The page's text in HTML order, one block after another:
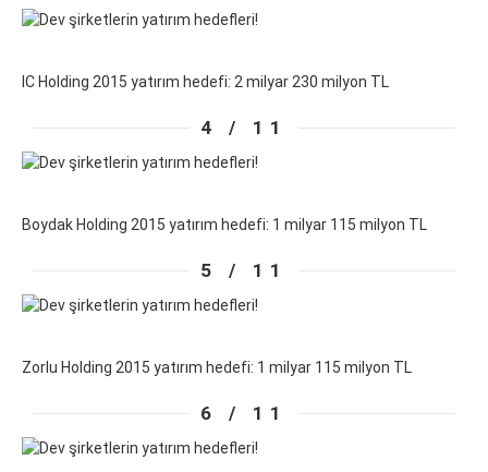
IC Holding 2015 yatırım hedefi: 2 milyar 230 milyon TL
4 / 11
Boydak Holding 2015 yatırım hedefi: 1 milyar 115 milyon TL
5 / 11
Zorlu Holding 2015 yatırım hedefi: 1 milyar 115 milyon TL
6 / 11